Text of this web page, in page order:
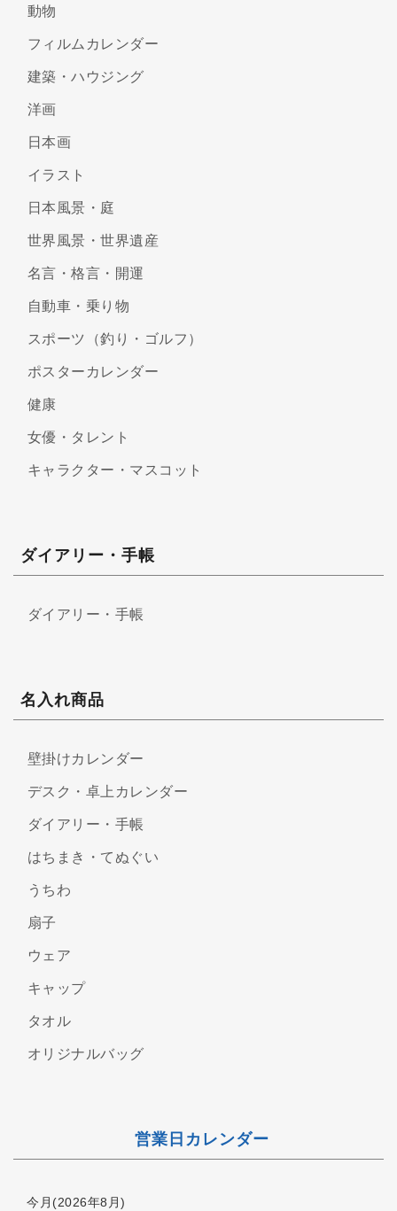
動物
フィルムカレンダー
建築・ハウジング
洋画
日本画
イラスト
日本風景・庭
世界風景・世界遺産
名言・格言・開運
自動車・乗り物
スポーツ（釣り・ゴルフ）
ポスターカレンダー
健康
女優・タレント
キャラクター・マスコット
ダイアリー・手帳
ダイアリー・手帳
名入れ商品
壁掛けカレンダー
デスク・卓上カレンダー
ダイアリー・手帳
はちまき・てぬぐい
うちわ
扇子
ウェア
キャップ
タオル
オリジナルバッグ
営業日カレンダー
今月(2026年8月)